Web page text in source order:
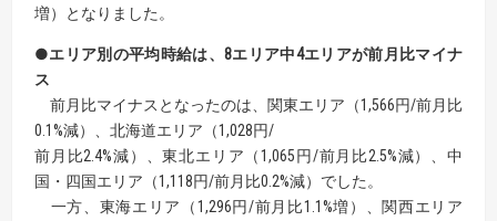
増）となりました。
●エリア別の平均時給は、8エリア中4エリアが前月比マイナ
ス
前月比マイナスとなったのは、関東エリア（1,566円/前月比
0.1%減）、北海道エリア（1,028円/
前月比2.4%減）、東北エリア（1,065円/前月比2.5%減）、中
国・四国エリア（1,118円/前月比0.2%減）でした。
一方、東海エリア（1,296円/前月比1.1%増）、関西エリア